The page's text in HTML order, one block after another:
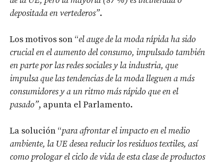
depositada en vertederos”.
Los motivos son “el auge de la moda rápida ha sido
crucial en el aumento del consumo, impulsado también
en parte por las redes sociales y la industria, que
impulsa que las tendencias de la moda lleguen a más
consumidores y a un ritmo más rápido que en el
pasado”, apunta el Parlamento.
La solución “para afrontar el impacto en el medio
ambiente, la UE desea reducir los residuos textiles, así
como prologar el ciclo de vida de esta clase de productos